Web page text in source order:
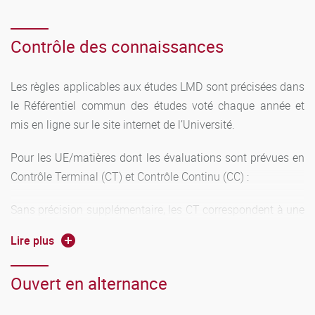
Contrôle des connaissances
Les règles applicables aux études LMD sont précisées dans
le Référentiel commun des études voté chaque année et
mis en ligne sur le site internet de l’Université.
Pour les UE/matières dont les évaluations sont prévues en
Contrôle Terminal (CT) et Contrôle Continu (CC) :
Sans précision supplémentaire, les CT correspondent à une
enseignants responsables des sujets. Le CC n’est pas
rattrapé en 2ème session et les notes de CC de la première
session sont en conséquence conservées.
Lire plus
Ouvert en alternance